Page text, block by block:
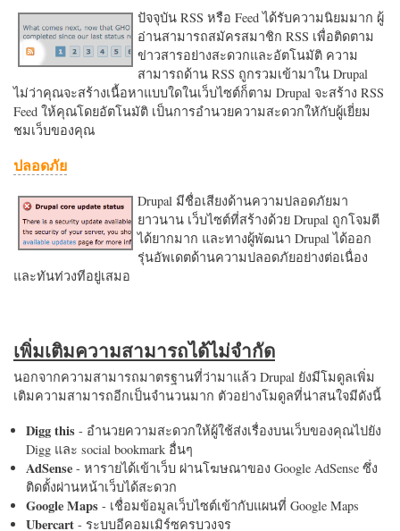
ปัจจุบัน RSS หรือ Feed ได้รับความนิยมมาก ผู้
อ่านสามารถสมัครสมาชิก RSS เพื่อติดตาม
ข่าวสารอย่างสะดวกและอัตโนมัติ ความ
สามารถด้าน RSS ถูกรวมเข้ามาใน Drupal
ไม่ว่าคุณจะสร้างเนื้อหาแบบใดในเว็บไซต์ก็ตาม Drupal จะสร้าง RSS
Feed ให้คุณโดยอัตโนมัติ เป็นการอำนวยความสะดวกใหักับผู้เยี่ยม
ชมเว็บของคุณ
ปลอดภัย
Drupal มีชื่อเสียงด้านความปลอดภัยมา
ยาวนาน เว็บไซต์ที่สร้างด้วย Drupal ถูกโจมตี
ได้ยากมาก และทางผู้พัฒนา Drupal ได้ออก
รุ่นอัพเดตด้านความปลอดภัยอย่างต่อเนื่อง
และทันท่วงทีอยู่เสมอ
เพิ่มเติมความสามารถได้ไม่จำกัด
นอกจากความสามารถมาตรฐานที่ว่ามาแล้ว Drupal ยังมีโมดูลเพิ่ม
เติมความสามารถอีกเป็นจำนวนมาก ตัวอย่างโมดูลที่น่าสนใจมีดังนี้
Digg this - อำนวยความสะดวกให้ผู้ใช้ส่งเรื่องบนเว็บของคุณไปยัง
Digg และ social bookmark อื่นๆ
AdSense - หารายได้เข้าเว็บ ผ่านโฆษณาของ Google AdSense ซึ่ง
ติดตั้งผ่านหน้าเว็บได้สะดวก
Google Maps - เชื่อมข้อมูลเว็บไซต์เข้ากับแผนที่ Google Maps
Ubercart - ระบบอีคอมเมิร์ซครบวงจร